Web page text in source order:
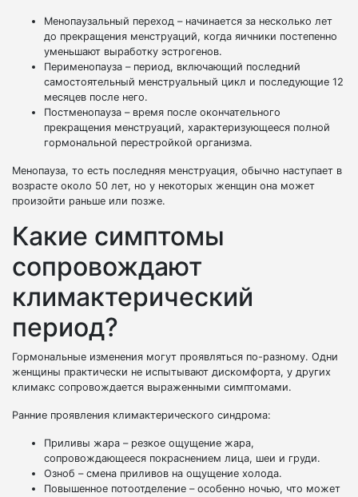
Менопаузальный переход – начинается за несколько лет
до прекращения менструаций, когда яичники постепенно
уменьшают выработку эстрогенов.
Перименопауза – период, включающий последний
самостоятельный менструальный цикл и последующие 12
месяцев после него.
Постменопауза – время после окончательного
прекращения менструаций, характеризующееся полной
гормональной перестройкой организма.
Менопауза, то есть последняя менструация, обычно наступает в
возрасте около 50 лет, но у некоторых женщин она может
произойти раньше или позже.
Какие симптомы
сопровождают
климактерический
период?
Гормональные изменения могут проявляться по-разному. Одни
женщины практически не испытывают дискомфорта, у других
климакс сопровождается выраженными симптомами.
Ранние проявления климактерического синдрома:
Приливы жара – резкое ощущение жара,
сопровождающееся покраснением лица, шеи и груди.
Озноб – смена приливов на ощущение холода.
Повышенное потоотделение – особенно ночью, что может